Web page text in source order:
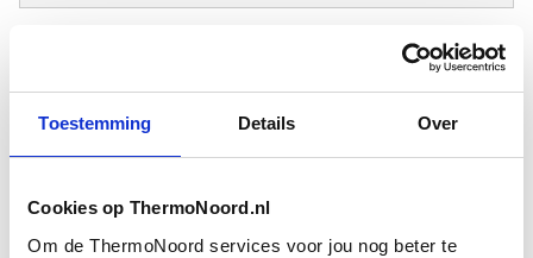
Toestemming Details Over
Cookies op ThermoNoord.nl
Om de ThermoNoord services voor jou nog beter te
Materiaal Messing
Oppervlaktebeschermin Verchroomd
OppervlaktebehandelingGepolijst